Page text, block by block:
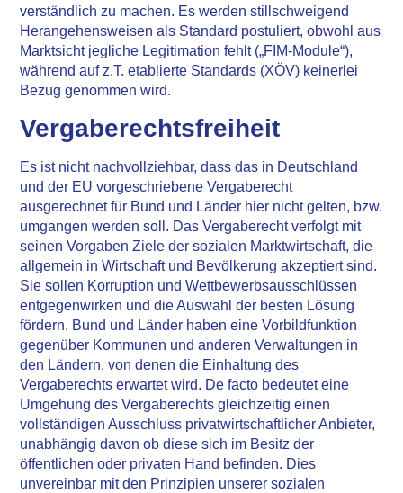
verständlich zu machen. Es werden stillschweigend
Herangehensweisen als Standard postuliert, obwohl aus
Marktsicht jegliche Legitimation fehlt („FIM-Module“),
während auf z.T. etablierte Standards (XÖV) keinerlei
Bezug genommen wird.
Vergaberechtsfreiheit
Es ist nicht nachvollziehbar, dass das in Deutschland
und der EU vorgeschriebene Vergaberecht
ausgerechnet für Bund und Länder hier nicht gelten, bzw.
umgangen werden soll. Das Vergaberecht verfolgt mit
seinen Vorgaben Ziele der sozialen Marktwirtschaft, die
allgemein in Wirtschaft und Bevölkerung akzeptiert sind.
Sie sollen Korruption und Wettbewerbsausschlüssen
entgegenwirken und die Auswahl der besten Lösung
fördern. Bund und Länder haben eine Vorbildfunktion
gegenüber Kommunen und anderen Verwaltungen in
den Ländern, von denen die Einhaltung des
Vergaberechts erwartet wird. De facto bedeutet eine
Umgehung des Vergaberechts gleichzeitig einen
vollständigen Ausschluss privatwirtschaftlicher Anbieter,
unabhängig davon ob diese sich im Besitz der
öffentlichen oder privaten Hand befinden. Dies
unvereinbar mit den Prinzipien unserer sozialen